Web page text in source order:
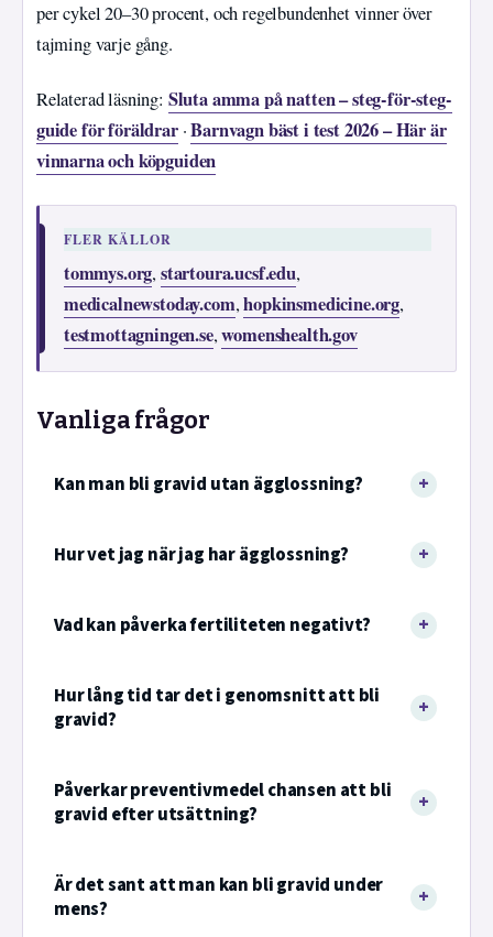
per cykel 20–30 procent, och regelbundenhet vinner över
tajming varje gång.
Relaterad läsning: Sluta amma på natten – steg-för-steg-
guide för föräldrar·Barnvagn bäst i test 2026 – Här är
vinnarna och köpguiden
FLER KÄLLOR
tommys.org, startoura.ucsf.edu,
medicalnewstoday.com,hopkinsmedicine.org,
testmottagningen.se,womenshealth.gov
Vanliga frågor
Kan man bli gravid utan ägglossning?
Hur vet jag när jag har ägglossning?
Vad kan påverka fertiliteten negativt?
Hur lång tid tar det i genomsnitt att bli
gravid?
Påverkar preventivmedel chansen att bli
gravid efter utsättning?
Är det sant att man kan bli gravid under
mens?